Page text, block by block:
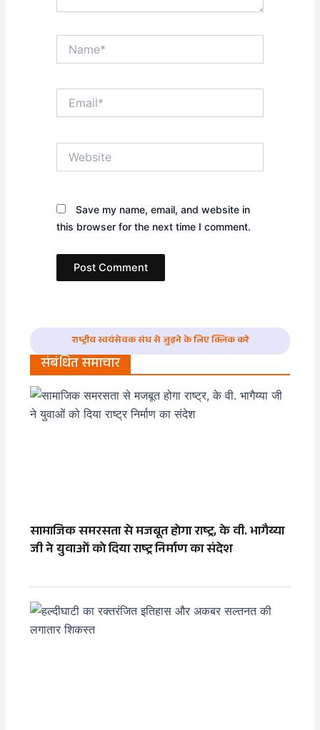
Save my name, email, and website in
this browser for the next time I comment.
राष्ट्रीय स्वयंसेवक संघ से जुड़ने के लिए क्लिक करे
संबंधित समाचार
सामाजिक समरसता से मजबूत होगा राष्ट्र, के वी. भागैय्या
जी ने युवाओं को दिया राष्ट्र निर्माण का संदेश